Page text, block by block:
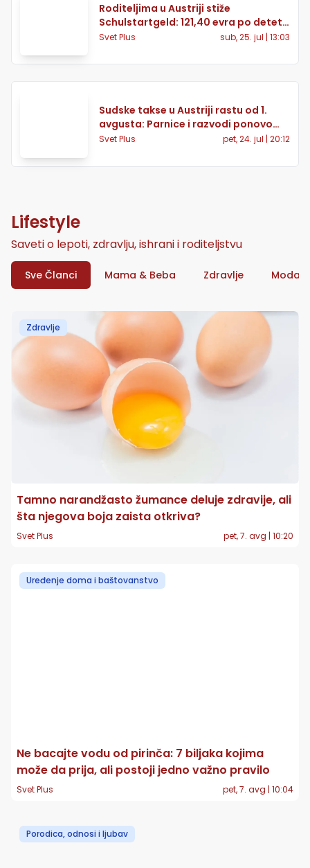
Roditeljima u Austriji stiže
Schulstartgeld: 121,40 evra po detetu
već 7. avgusta
Svet Plus sub, 25. jul | 13:03
Sudske takse u Austriji rastu od 1.
avgusta: Parnice i razvodi ponovo
skuplji
Svet Plus pet, 24. jul | 20:12
Lifestyle
Saveti o lepoti, zdravlju, ishrani i roditeljstvu
Sve Članci Mama & Beba Zdravlje Moda
Zdravlje
Tamno narandžasto žumance deluje zdravije, ali
šta njegova boja zaista otkriva?
Svet Plus pet, 7. avg | 10:20
Uređenje doma i baštovanstvo
Ne bacajte vodu od pirinča: 7 biljaka kojima
može da prija, ali postoji jedno važno pravilo
Svet Plus pet, 7. avg | 10:04
Porodica, odnosi i ljubav